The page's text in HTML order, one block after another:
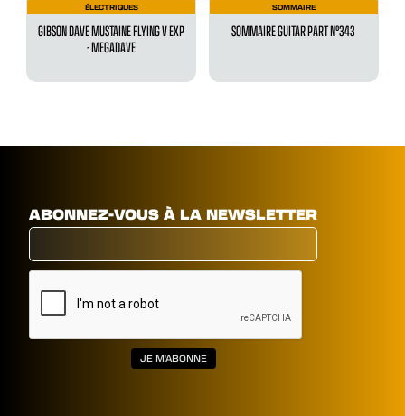
ÉLECTRIQUES
GIBSON DAVE MUSTAINE FLYING V EXP
- MEGADAVE
SOMMAIRE
SOMMAIRE GUITAR PART N°343
ABONNEZ-VOUS À LA NEWSLETTER